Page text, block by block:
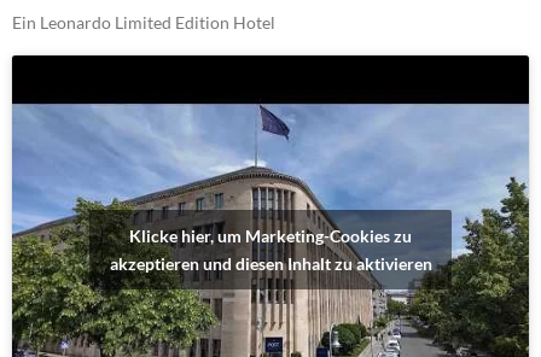
Ein Leonardo Limited Edition Hotel
Klicke hier, um Marketing-Cookies zu
akzeptieren und diesen Inhalt zu aktivieren